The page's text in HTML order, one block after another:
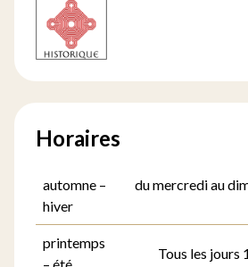
Horaires
automne –
hiver
du mercredi au
printemps
– été
Tous les jours